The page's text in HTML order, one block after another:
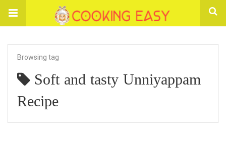
Browsing tag
Soft and tasty Unniyappam
Recipe